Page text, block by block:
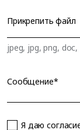
Прикрепить файл
jpeg, jpg, png,
Сообщение*
Я даю